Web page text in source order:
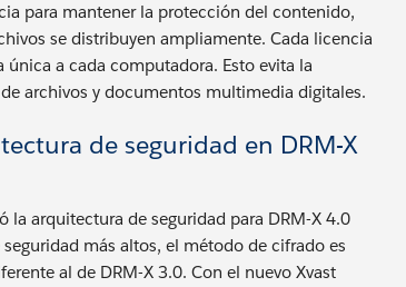
para mantener la protección del contenido,
se distribuyen ampliamente. Cada licencia
única a cada computadora. Esto evita la
archivos y documentos multimedia digitales.
de seguridad en DRM-X
la arquitectura de seguridad para DRM-X 4.0
más altos, el método de cifrado es
al de DRM-X 3.0. Con el nuevo Xvast